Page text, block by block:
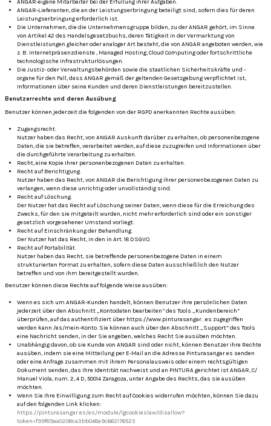
ANGAR-eigene Mitarbeiter bei der Erfüllung ihrer Aufgaben.
ANGAR-Lieferanten, die an der Leistungserbringung beteiligt sind, sofern dies für deren
Leistungserbringung erforderlich ist.
Die Unternehmen, die die Unternehmensgruppe bilden, zu der ANGAR gehört, im Sinne
von Artikel 42 des Handelsgesetzbuchs, deren Tätigkeit in der Vermarktung von
Dienstleistungen gleicher oder analoger Art besteht, die von ANGAR angeboten werden, wie
z. B. Internetpräsenzdienste , Managed Hosting, Cloud Computing oder fortschrittliche
technologische Infrastrukturlösungen.
Die Justiz- oder Verwaltungsbehörden sowie die staatlichen Sicherheitskräfte und -
organe für den Fall, dass ANGAR gemäß der geltenden Gesetzgebung verpflichtet ist,
Informationen über seine Kunden und deren Dienstleistungen bereitzustellen.
Benutzerrechte und deren Ausübung
Benutzer können jederzeit die folgenden von der RGPD anerkannten Rechte ausüben:
Zugangsrecht.
Nutzer haben das Recht, von ANGAR Auskunft darüber zu erhalten, ob personenbezogene
Daten, die sie betreffen, verarbeitet werden, auf diese zuzugreifen und Informationen über
die durchgeführte Verarbeitung zu erhalten.
Recht, eine Kopie Ihrer personenbezogenen Daten zu erhalten.
Recht auf Berichtigung.
Nutzer haben das Recht, von ANGAR die Berichtigung ihrer personenbezogenen Daten zu
verlangen, wenn diese unrichtig oder unvollständig sind.
Recht auf Löschung.
Der Nutzer hat das Recht auf Löschung seiner Daten, wenn diese für die Erreichung des
Zwecks, für den sie mitgeteilt wurden, nicht mehr erforderlich sind oder ein sonstiger
gesetzlich vorgesehener Umstand vorliegt.
Recht auf Einschränkung der Behandlung.
Der Nutzer hat das Recht, in den in Art.18 DSGVO.
Recht auf Portabilität.
Nutzer haben das Recht, sie betreffende personenbezogene Daten in einem
strukturierten Format zu erhalten, sofern diese Daten ausschließlich den Nutzer
betreffen und von ihm bereitgestellt wurden.
Benutzer können diese Rechte auf folgende Weise ausüben:
Wenn es sich um ANGAR-Kunden handelt, können Benutzer ihre persönlichen Daten
jederzeit über den Abschnitt „Kontodaten bearbeiten“ des Tools „Kundenbereich“
überprüfen, auf das authentifiziert über https://www.pinturasangar. .es zugegriffen
werden kann /es/mein-Konto. Sie können auch über den Abschnitt „Support“ des Tools
eine Nachricht senden, in der Sie angeben, welches Recht Sie ausüben möchten.
Unabhängig davon, ob sie Kunde von ANGAR sind oder nicht, können Benutzer ihre Rechte
ausüben, indem sie eine Mitteilung per E-Mail an die Adresse Pinturasangar.es senden
oder eine Anfrage zusammen mit ihrem Personalausweis oder einem rechtsgültigen
Dokument senden, das Ihre Identität nachweist und an PINTURA gerichtet ist ANGAR, C/
Manuel Viola, num.2, 4 D, 50014 Zaragoza, unter Angabe des Rechts, das sie ausüben
möchten.
Wenn Sie Ihre Einwilligung zum Recht auf Cookies widerrufen möchten, können Sie dazu
auf den folgenden Link klicken:
https://pinturasangar.es/es/module/lgcookieslaw/disallow?
token=f99f89aa0208ca3bb048a9c662176523